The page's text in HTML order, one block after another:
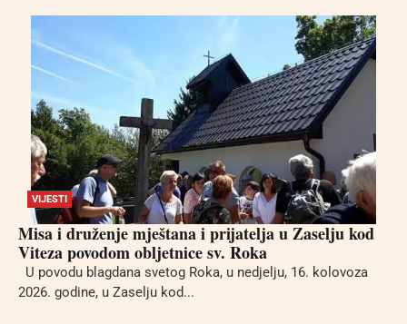
VIJESTI
Misa i druženje mještana i prijatelja u Zaselju kod
Viteza povodom obljetnice sv. Roka
U povodu blagdana svetog Roka, u nedjelju, 16. kolovoza
2026. godine, u Zaselju kod...